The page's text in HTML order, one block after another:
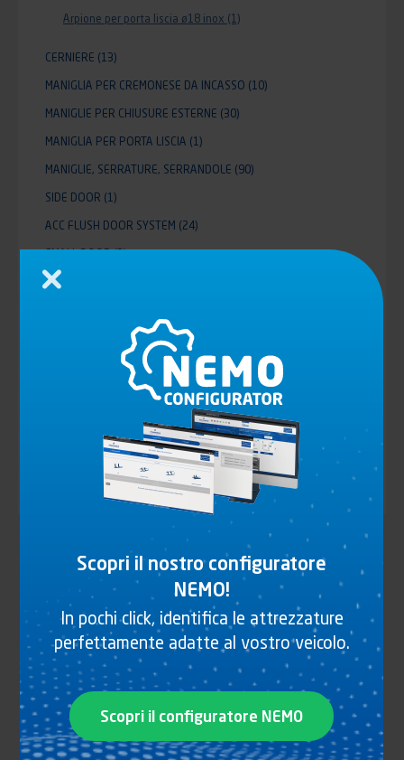
Tipo di veicolo
di
carrozzeria
Tipo di carrozzeria
Finitura
Finitura
Materiale
Materiale
Arpione per porta liscia ø18 inox (1)
CERNIERE (13)
MANIGLIA PER CREMONESE DA INCASSO (10)
MANIGLIE PER CHIUSURE ESTERNE (30)
MANIGLIA PER PORTA LISCIA (1)
MANIGLIE, SERRATURE, SERRANDOLE (90)
SIDE DOOR (1)
ACC FLUSH DOOR SYSTEM (24)
SMALL DOOR (3)
SOLLEVATORI PARETE
TENSIONE TELONE (28)
SISTEMI DI VENTILAZIONE (4)
Tutti gli universi
Scopri il nostro configuratore
NEMO!
In pochi click, identifica le attrezzature
perfettamente adatte al vostro veicolo.
Scopri il configuratore NEMO